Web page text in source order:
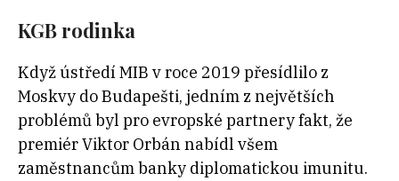
KGB rodinka
Když ústředí MIB v roce 2019 přesídlilo z
Moskvy do Budapešti, jedním z největších
problémů byl pro evropské partnery fakt, že
premiér Viktor Orbán nabídl všem
zaměstnancům banky diplomatickou imunitu.